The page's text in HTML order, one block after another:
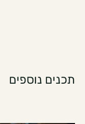
תכנים נוספים